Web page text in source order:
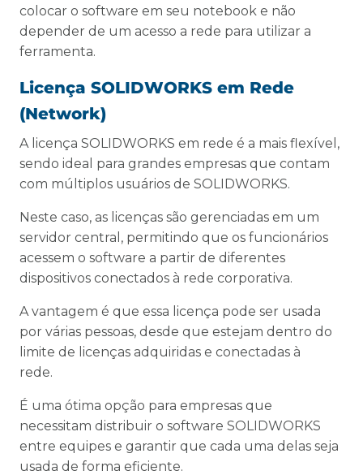
colocar o software em seu notebook e não
depender de um acesso a rede para utilizar a
ferramenta.
Licença SOLIDWORKS em Rede
(Network)
A licença SOLIDWORKS em rede é a mais flexível,
sendo ideal para grandes empresas que contam
com múltiplos usuários de SOLIDWORKS.
Neste caso, as licenças são gerenciadas em um
servidor central, permitindo que os funcionários
acessem o software a partir de diferentes
dispositivos conectados à rede corporativa.
A vantagem é que essa licença pode ser usada
por várias pessoas, desde que estejam dentro do
limite de licenças adquiridas e conectadas à
rede.
É uma ótima opção para empresas que
necessitam distribuir o software SOLIDWORKS
entre equipes e garantir que cada uma delas seja
usada de forma eficiente.